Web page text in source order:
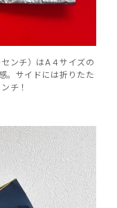
ンチ）はA４サイズの
。サイドには折りたた
チ！